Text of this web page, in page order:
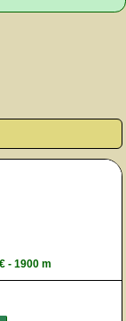
- 1900 m